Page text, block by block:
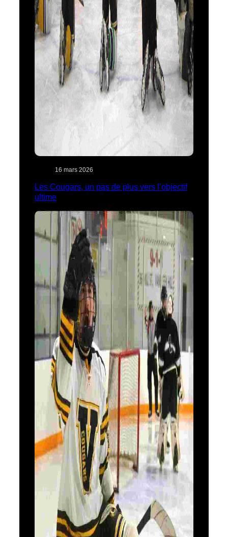
16 mars 2026
Les Cougars, un pas de plus vers l’objectif
ultime